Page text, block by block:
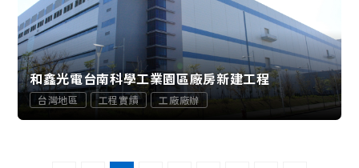
和鑫光電台南科學工業園區廠房新建工程
台灣地區 工程實績 工廠廠辦